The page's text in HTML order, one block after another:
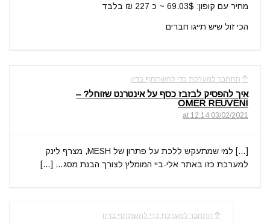
מחיר עם קופון: 69.03$ ~ כ 227 ₪ בלבד
הכי זול שיש תייגו חברים
התחבר למערכת כדי להשתתף בדיון
איך להפסיק לבזבז כסף על אינטרנט שזוחל? –
OMER REUVENI
03/02/2021 at 12:14
[…] למי שמתעקש ללכת על פתרון של MESH, מצרף לינק
למערכת כזו באתר אלי-ביי המומלץ לצורך הבנת מסג… […]
התחבר למערכת כדי להשתתף בדיון